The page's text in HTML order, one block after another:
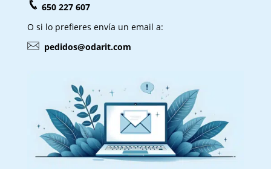
650 227 607
O si lo prefieres envía un email a:
pedidos@odarit.com